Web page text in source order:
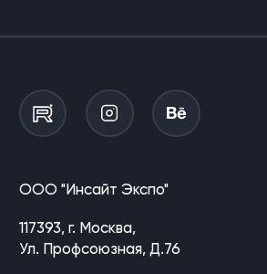
ООО "Инсайт Экспо"
117393, г. Москва,
Ул. Профсоюзная, Д.76